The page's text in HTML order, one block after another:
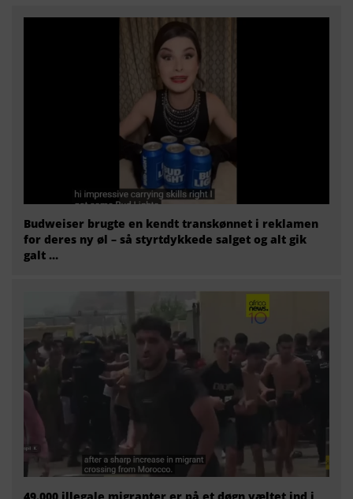
Budweiser brugte en kendt transkønnet i reklamen
for deres ny øl – så styrtdykkede salget og alt gik
galt …